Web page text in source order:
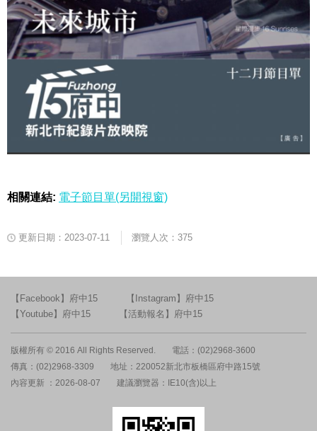
相關連結: 電子節目單(另開視窗)
更新日期：2023-07-11 瀏覽人次：375
【Facebook】府中15
【Instagram】府中15
【Youtube】府中15
【活動報名】府中15
版權所有 © 2016 All Rights Reserved.
電話：(02)2968-3600
傳真：(02)2968-3309
地址：220052新北市板橋區府中路15號
內容更新 ：2026-08-07
建議瀏覽器：IE10(含)以上